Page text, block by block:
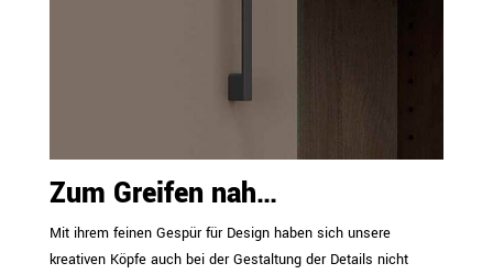
Zum Greifen nah…
Mit ihrem feinen Gespür für Design haben sich unsere
kreativen Köpfe auch bei der Gestaltung der Details nicht